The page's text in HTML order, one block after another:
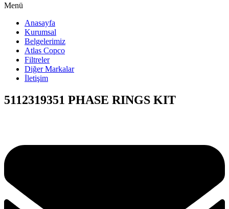
Menü
Anasayfa
Kurumsal
Belgelerimiz
Atlas Copco
Filtreler
Diğer Markalar
İletişim
5112319351 PHASE RINGS KIT